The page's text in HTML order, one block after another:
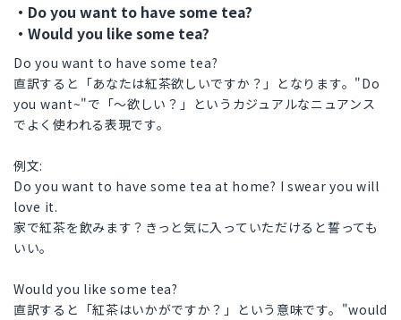
・Do you want to have some tea?
・Would you like some tea?
Do you want to have some tea?
直訳すると「あなたは紅茶欲しいですか？」となります。"Do
you want~"で「〜欲しい？」というカジュアルなニュアンス
でよく使われる表現です。
例文:
Do you want to have some tea at home? I swear you will
love it.
家で紅茶を飲みます？きっと気に入っていただけると誓っても
いい。
Would you like some tea?
直訳すると「紅茶はいかがですか？」という意味です。"would